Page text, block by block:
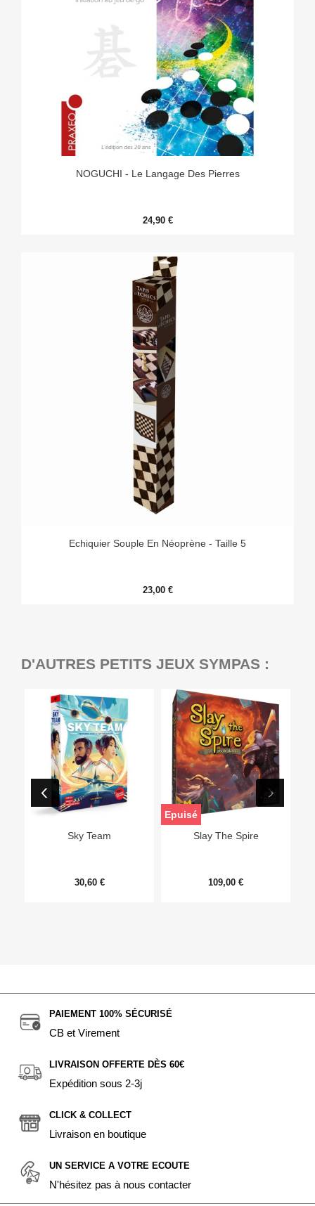
NOGUCHI - Le Langage Des Pierres
24,90 €
Echiquier Souple En Néoprène - Taille 5
23,00 €
D'AUTRES PETITS JEUX SYMPAS :
Sky Team
30,60 €
Slay The Spire
109,00 €
Epuisé
PAIEMENT 100% SÉCURISÉ
CB et Virement
LIVRAISON OFFERTE DÈS 60€
Expédition sous 2-3j
CLICK & COLLECT
Livraison en boutique
UN SERVICE A VOTRE ECOUTE
N'hésitez pas à nous contacter